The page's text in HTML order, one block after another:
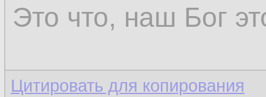
Это что, наш Бог
Цитировать для копирования